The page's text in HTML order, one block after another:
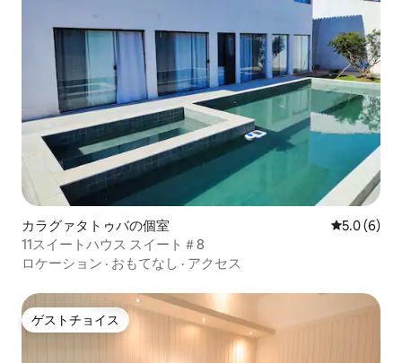
カラグァタトゥバの個室 レビュー6
5.0 (6)
11スイートハウス スイート＃8
ロケーション · おもてなし · アクセス
ゲストチョイス
ゲストチョイス